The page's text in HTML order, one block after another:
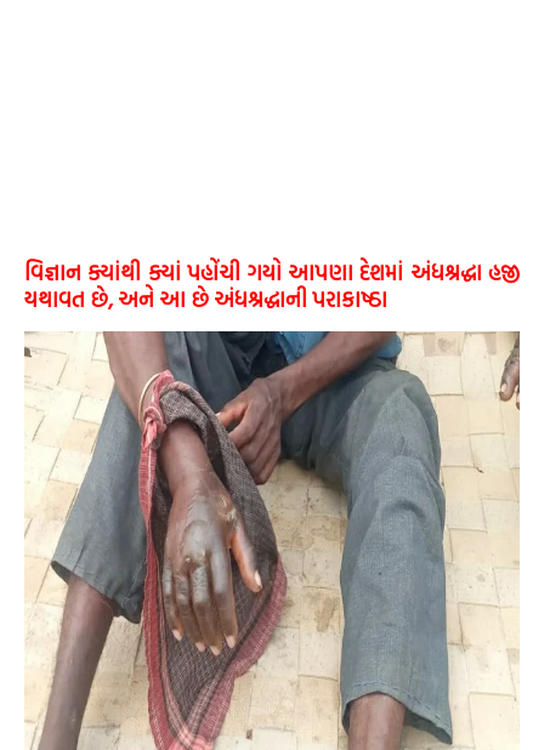
વિજ્ઞાન ક્યાંથી ક્યાં પહોંચી ગયો આપણા દેશમાં અંધશ્રદ્ધા હજી
યથાવત છે, અને આ છે અંધશ્રદ્ધાની પરાકાષ્ઠા